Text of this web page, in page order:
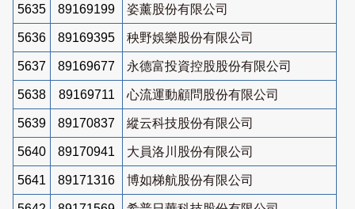
5635 89169199 姿薰股份有限公司
5636 89169395 秧野娛樂股份有限公司
5637 89169677 永德富投資控股股份有限公司
5638 89169711 心流運動顧問股份有限公司
5639 89170837 縱云科技股份有限公司
5640 89170941 大員洛川股份有限公司
5641 89171316 博如梯航股份有限公司